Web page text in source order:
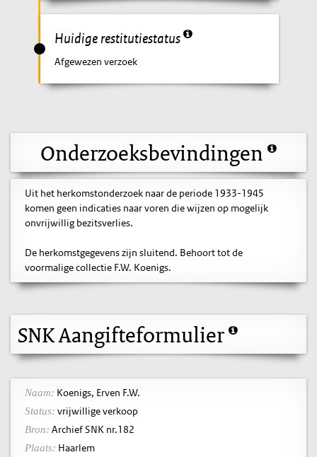
Huidige restitutiestatus
Afgewezen verzoek
Onderzoeksbevindingen
Uit het herkomstonderzoek naar de periode 1933-1945
komen geen indicaties naar voren die wijzen op mogelijk
onvrijwillig bezitsverlies.
De herkomstgegevens zijn sluitend. Behoort tot de
voormalige collectie F.W. Koenigs.
SNK Aangifteformulier
Naam: Koenigs, Erven F.W.
Status: vrijwillige verkoop
Bron: Archief SNK nr.182
Plaats: Haarlem